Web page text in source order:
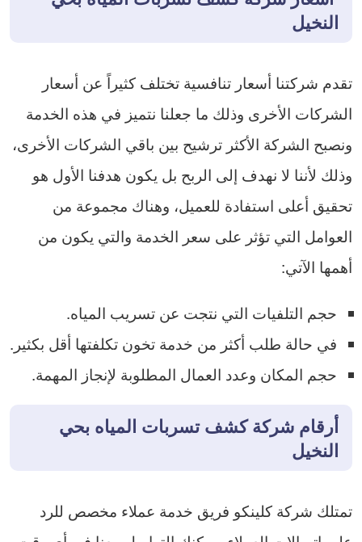
النخيل
تقدم شركتنا أسعار تنافسية تختلف كثيراً عن أسعار
الشركات الأخرى وذلك ما جعلنا نتميز في هذه الخدمة
ونصبح الشركة الأكثر ترشيح بين باقي الشركات الأخرى،
وذلك لأننا لا نهدف إلى الربح بل يكون هدفنا الأول هو
تحقيق أعلى استفادة للعميل، وهناك مجموعة من
العوامل التي تؤثر على سعر الخدمة والتي يكون من
أهمها الآتي:
حجم التلفيات التي نتجت عن تسريب المياه.
في حالة طلب أكثر من خدمة تخون تكلفتها أقل بكثير.
حجم المكان وعدد العمال المطلوبة لإنجاز المهمة.
أرقام شركة كشف تسربات المياه بحي
النخيل
تمتلك شركة كلينكو فريق خدمة عملاء مخصص للرد